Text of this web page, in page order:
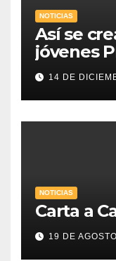
NOTICIAS
Así se
jóvenes
14 DE
NOTICIAS
Carta a
19 DE